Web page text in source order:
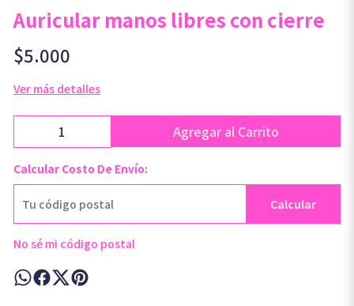
Auricular manos libres con cierre
$5.000
Ver más detalles
Agregar al Carrito
Calcular Costo De Envío:
Calcular
No sé mi código postal